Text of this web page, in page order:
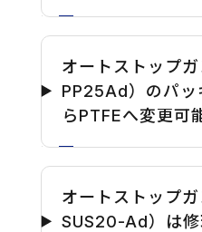
オートストップ
PP25Ad）のパッ
らPTFEへ変更可
オートストップ
SUS20-Ad）は修